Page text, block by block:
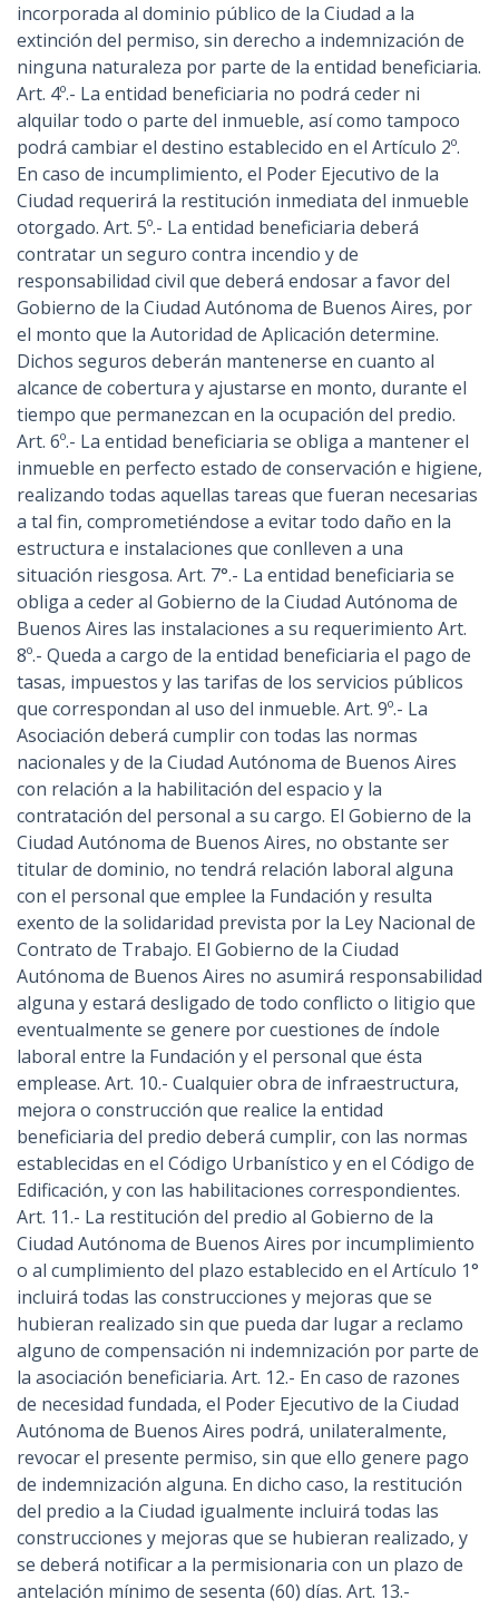
incorporada al dominio público de la Ciudad a la
extinción del permiso, sin derecho a indemnización de
ninguna naturaleza por parte de la entidad beneficiaria.
Art. 4º.- La entidad beneficiaria no podrá ceder ni
alquilar todo o parte del inmueble, así como tampoco
podrá cambiar el destino establecido en el Artículo 2º.
En caso de incumplimiento, el Poder Ejecutivo de la
Ciudad requerirá la restitución inmediata del inmueble
otorgado. Art. 5º.- La entidad beneficiaria deberá
contratar un seguro contra incendio y de
responsabilidad civil que deberá endosar a favor del
Gobierno de la Ciudad Autónoma de Buenos Aires, por
el monto que la Autoridad de Aplicación determine.
Dichos seguros deberán mantenerse en cuanto al
alcance de cobertura y ajustarse en monto, durante el
tiempo que permanezcan en la ocupación del predio.
Art. 6º.- La entidad beneficiaria se obliga a mantener el
inmueble en perfecto estado de conservación e higiene,
realizando todas aquellas tareas que fueran necesarias
a tal fin, comprometiéndose a evitar todo daño en la
estructura e instalaciones que conlleven a una
situación riesgosa. Art. 7°.- La entidad beneficiaria se
obliga a ceder al Gobierno de la Ciudad Autónoma de
Buenos Aires las instalaciones a su requerimiento Art.
8º.- Queda a cargo de la entidad beneficiaria el pago de
tasas, impuestos y las tarifas de los servicios públicos
que correspondan al uso del inmueble. Art. 9º.- La
Asociación deberá cumplir con todas las normas
nacionales y de la Ciudad Autónoma de Buenos Aires
con relación a la habilitación del espacio y la
contratación del personal a su cargo. El Gobierno de la
Ciudad Autónoma de Buenos Aires, no obstante ser
titular de dominio, no tendrá relación laboral alguna
con el personal que emplee la Fundación y resulta
exento de la solidaridad prevista por la Ley Nacional de
Contrato de Trabajo. El Gobierno de la Ciudad
Autónoma de Buenos Aires no asumirá responsabilidad
alguna y estará desligado de todo conflicto o litigio que
eventualmente se genere por cuestiones de índole
laboral entre la Fundación y el personal que ésta
emplease. Art. 10.- Cualquier obra de infraestructura,
mejora o construcción que realice la entidad
beneficiaria del predio deberá cumplir, con las normas
establecidas en el Código Urbanístico y en el Código de
Edificación, y con las habilitaciones correspondientes.
Art. 11.- La restitución del predio al Gobierno de la
Ciudad Autónoma de Buenos Aires por incumplimiento
o al cumplimiento del plazo establecido en el Artículo 1°
incluirá todas las construcciones y mejoras que se
hubieran realizado sin que pueda dar lugar a reclamo
alguno de compensación ni indemnización por parte de
la asociación beneficiaria. Art. 12.- En caso de razones
de necesidad fundada, el Poder Ejecutivo de la Ciudad
Autónoma de Buenos Aires podrá, unilateralmente,
revocar el presente permiso, sin que ello genere pago
de indemnización alguna. En dicho caso, la restitución
del predio a la Ciudad igualmente incluirá todas las
construcciones y mejoras que se hubieran realizado, y
se deberá notificar a la permisionaria con un plazo de
antelación mínimo de sesenta (60) días. Art. 13.-